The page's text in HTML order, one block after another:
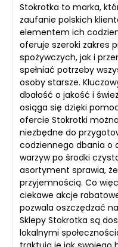
Stokrotka to marka,
zaufanie polskich
elementem ich
oferuje szeroki zakres
spożywczych, jak i
spełniać potrzeby
osoby starsze.
dbałość o jakość i
osiąga się dzięki
ofercie Stokrotki
niezbędne do
codziennego dbania o
warzyw po środki
asortyment sprawia,
przyjemnością. Co
ciekawe akcje
pozwala oszczędzać
Sklepy Stokrotka są
lokalnymi